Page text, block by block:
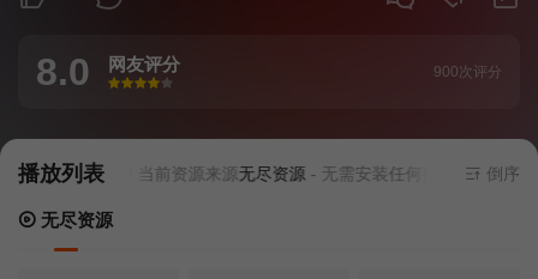
8.0 网友评分
很差
较差还行推荐力荐
900次评分
播放列表 当前资源来源 无尽资源- 无需安装任何插件 倒序
无尽资源